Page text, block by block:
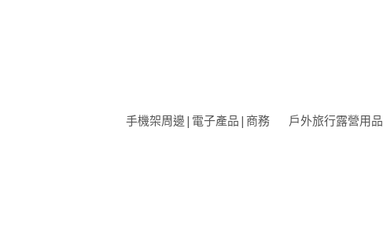
手機架周邊|電子產品|商務 戶外旅行露營用品